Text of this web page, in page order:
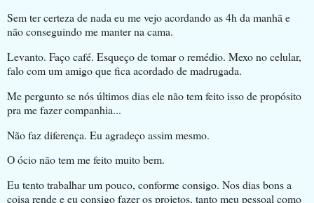
Sem ter certeza de nada eu me vejo acordando as 4h da manhã e
não conseguindo me manter na cama.
Levanto. Faço café. Esqueço de tomar o remédio. Mexo no celular,
falo com um amigo que fica acordado de madrugada.
Me pergunto se nós últimos dias ele não tem feito isso de propósito
pra me fazer companhia...
Não faz diferença. Eu agradeço assim mesmo.
O ócio não tem me feito muito bem.
Eu tento trabalhar um pouco, conforme consigo. Nos dias bons a
coisa rende e eu consigo fazer os projetos, tanto meu pessoal como